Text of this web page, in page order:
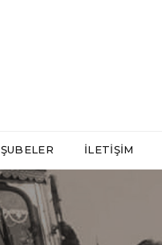
ŞUBELER İLETIŞIM